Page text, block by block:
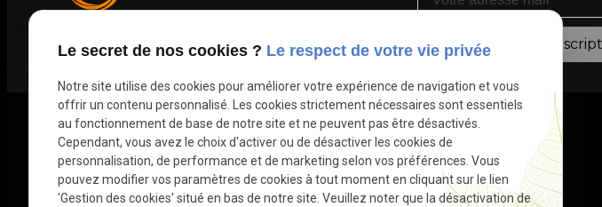
Le secret de nos cookies ? Le respect de votre vie privée
Notre site utilise des cookies pour améliorer votre expérience de navigation et vous
offrir un contenu personnalisé. Les cookies strictement nécessaires sont essentiels
au fonctionnement de base de notre site et ne peuvent pas être désactivés.
Cependant, vous avez le choix d'activer ou de désactiver les cookies de
personnalisation, de performance et de marketing selon vos préférences. Vous
pouvez modifier vos paramètres de cookies à tout moment en cliquant sur le lien
'Gestion des cookies' situé en bas de notre site. Veuillez noter que la désactivation de